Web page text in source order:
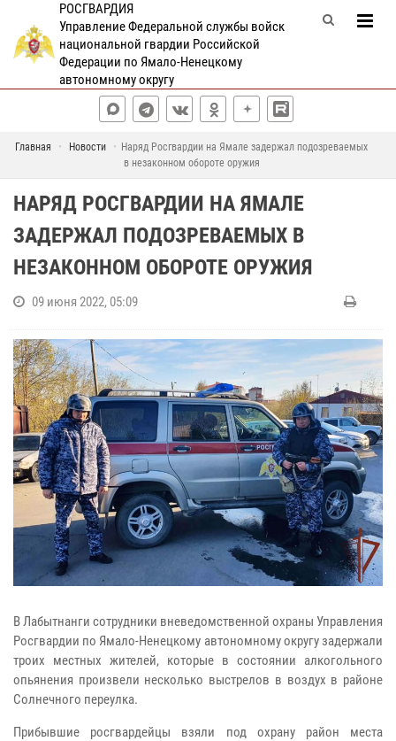
РОСГВАРДИЯ
Управление Федеральной службы войск
национальной гвардии Российской
Федерации по Ямало-Ненецкому
автономному округу
Главная Новости
Наряд Росгвардии на Ямале задержал подозреваемых
в незаконном обороте оружия
НАРЯД РОСГВАРДИИ НА ЯМАЛЕ
ЗАДЕРЖАЛ ПОДОЗРЕВАЕМЫХ В
НЕЗАКОННОМ ОБОРОТЕ ОРУЖИЯ
09 июня 2022, 05:09
В Лабытнанги сотрудники вневедомственной охраны Управления
Росгвардии по Ямало-Ненецкому автономному округу задержали
троих местных жителей, которые в состоянии алкогольного
опьянения произвели несколько выстрелов в воздух в районе
Солнечного переулка.
Прибывшие росгвардейцы взяли под охрану район места